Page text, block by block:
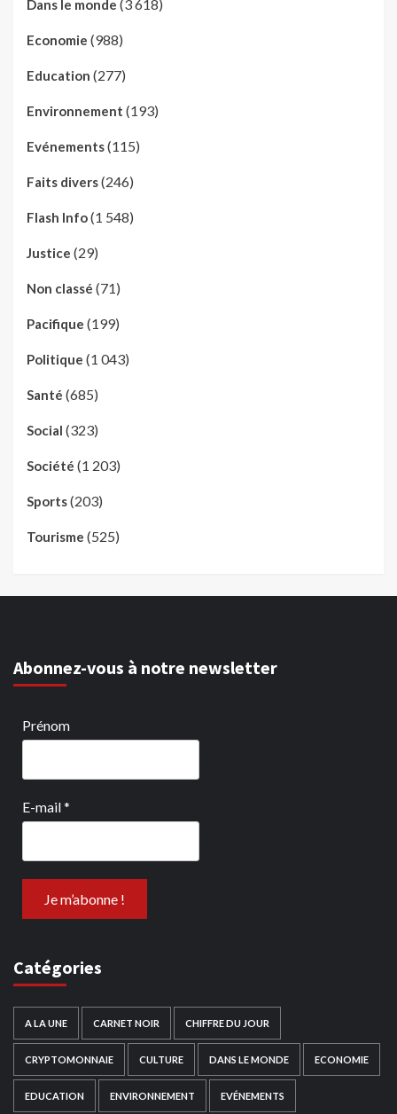
Dans le monde (3 618)
Economie (988)
Education (277)
Environnement (193)
Evénements(115)
Faits divers(246)
Flash Info(1 548)
Justice (29)
Non classé (71)
Pacifique (199)
Politique (1 043)
Santé (685)
Social (323)
Société (1 203)
Sports(203)
Tourisme (525)
Abonnez-vous à notre newsletter
Prénom
E-mail*
Catégories
A LA UNE CARNET NOIR CHIFFRE DU JOUR
CRYPTOMONNAIE CULTURE DANS LE MONDE ECONOMIE
EDUCATION ENVIRONNEMENT EVÉNEMENTS